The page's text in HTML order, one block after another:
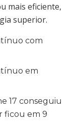
mais eficiente,
superior.
com
em
17 conseguiu
ficou em 9